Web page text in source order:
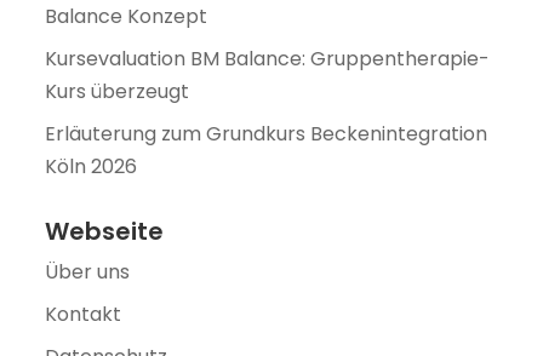
Balance Konzept
Kursevaluation BM Balance: Gruppentherapie-
Kurs überzeugt
Erläuterung zum Grundkurs Beckenintegration
Köln 2026
Webseite
Über uns
Kontakt